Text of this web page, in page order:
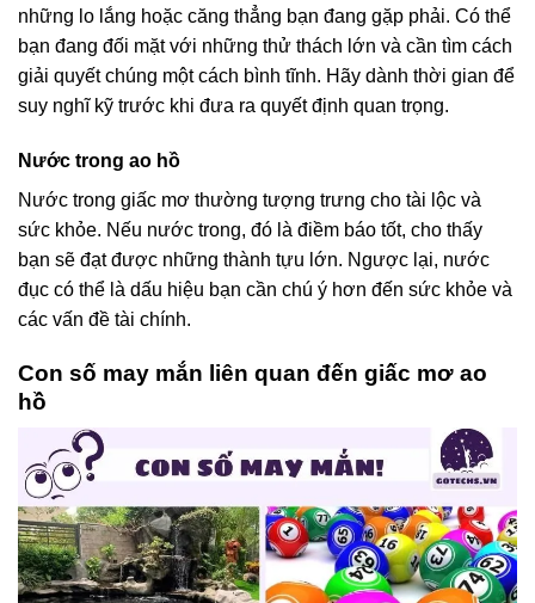
những lo lắng hoặc căng thẳng bạn đang gặp phải. Có thể
bạn đang đối mặt với những thử thách lớn và cần tìm cách
giải quyết chúng một cách bình tĩnh. Hãy dành thời gian để
suy nghĩ kỹ trước khi đưa ra quyết định quan trọng.
Nước trong ao hồ
Nước trong giấc mơ thường tượng trưng cho tài lộc và
sức khỏe. Nếu nước trong, đó là điềm báo tốt, cho thấy
bạn sẽ đạt được những thành tựu lớn. Ngược lại, nước
đục có thể là dấu hiệu bạn cần chú ý hơn đến sức khỏe và
các vấn đề tài chính.
Con số may mắn liên quan đến giấc mơ ao
hồ